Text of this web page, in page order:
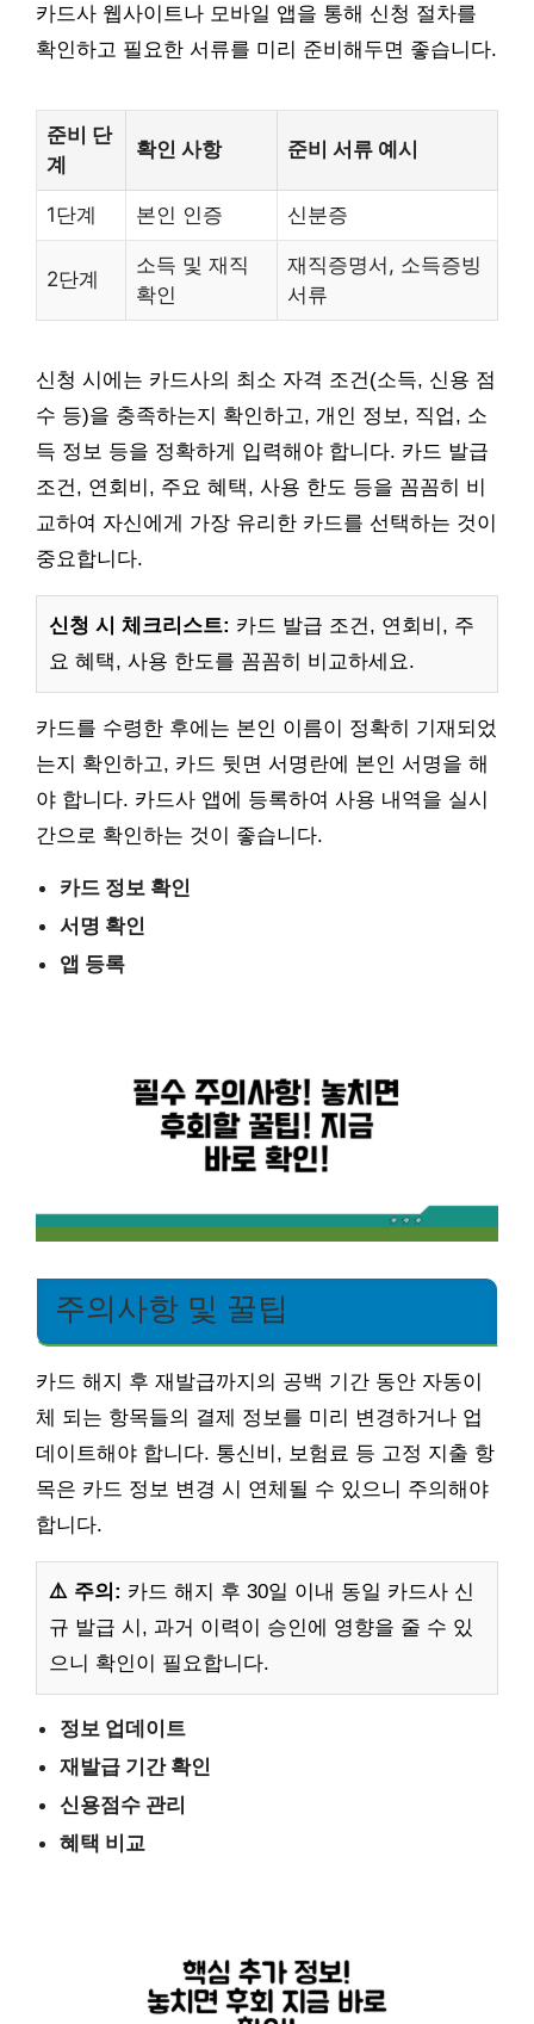
카드사 웹사이트나 모바일 앱을 통해 신청 절차를
확인하고 필요한 서류를 미리 준비해두면 좋습니다.
준비 단
계
확인 사항 준비 서류 예시
1단계 본인 인증 신분증
2단계
소득 및 재직
확인
재직증명서, 소득증빙
서류
신청 시에는 카드사의 최소 자격 조건(소득, 신용 점
수 등)을 충족하는지 확인하고, 개인 정보, 직업, 소
득 정보 등을 정확하게 입력해야 합니다. 카드 발급
조건, 연회비, 주요 혜택, 사용 한도 등을 꼼꼼히 비
교하여 자신에게 가장 유리한 카드를 선택하는 것이
중요합니다.
신청 시 체크리스트: 카드 발급 조건, 연회비, 주
요 혜택, 사용 한도를 꼼꼼히 비교하세요.
카드를 수령한 후에는 본인 이름이 정확히 기재되었
는지 확인하고, 카드 뒷면 서명란에 본인 서명을 해
야 합니다. 카드사 앱에 등록하여 사용 내역을 실시
간으로 확인하는 것이 좋습니다.
카드 정보 확인
서명 확인
앱 등록
주의사항 및 꿀팁
카드 해지 후 재발급까지의 공백 기간 동안 자동이
체 되는 항목들의 결제 정보를 미리 변경하거나 업
데이트해야 합니다. 통신비, 보험료 등 고정 지출 항
목은 카드 정보 변경 시 연체될 수 있으니 주의해야
합니다.
⚠️ 주의: 카드 해지 후 30일 이내 동일 카드사 신
규 발급 시, 과거 이력이 승인에 영향을 줄 수 있
으니 확인이 필요합니다.
정보 업데이트
재발급 기간 확인
신용점수 관리
혜택 비교